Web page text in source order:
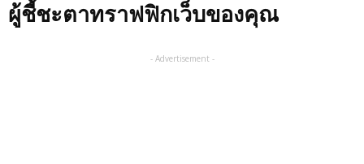
ผู้ชี้ชะตาทราฟฟิกเว็บของคุณ
- Advertisement -